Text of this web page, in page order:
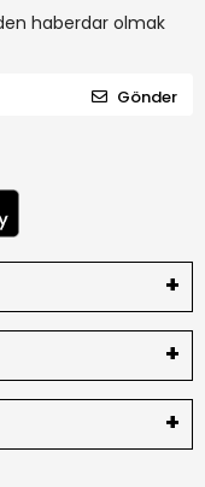
haberdar olmak
Gönder